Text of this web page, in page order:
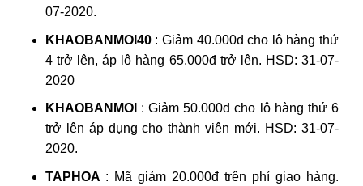
07-2020.
KHAOBANMOI40 : Giảm 40.000đ cho lô hàng thứ
4 trở lên, áp lô hàng 65.000đ trở lên. HSD: 31-07-
2020
KHAOBANMOI : Giảm 50.000đ cho lô hàng thứ 6
trở lên áp dụng cho thành viên mới. HSD: 31-07-
2020.
TAPHOA : Mã giảm 20.000đ trên phí giao hàng.